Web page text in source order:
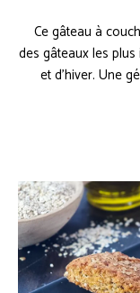
Ce gâteau à
des gâteaux les
et d’hiver. Une